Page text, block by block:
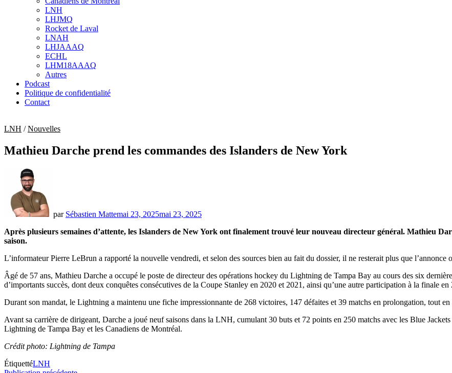
sub
menu
LNH
LHJMQ
Rocket de Laval
LNAH
LHJAAAQ
ECHL
LHM18AAAQ
Autres
Podcast
Politique de confidentialité
Contact
LNH /Nouvelles
Mathieu Darche prend les commandes des Islanders de New York
par Sébastien Mattemai 23, 2025mai 23, 2025
Après plusieurs semaines d’attente, les Islanders de New York ont finalement trouvé leur nouveau directeur général. Mathieu
saison.
L’informateur Pierre LeBrun a rapporté la nouvelle vendredi, et selon des sources bien au fait du dossier, il ne resterait plus que
Âgé de 57 ans, Mathieu Darche a occupé le poste de directeur des opérations hockey du Lightning de Tampa Bay au cours des six
d’importants succès, dont deux conquêtes consécutives de la Coupe Stanley en 2020 et 2021, ainsi qu’une autre participation à la finale en
Durant son mandat, le Lightning a maintenu une fiche impressionnante de 268 victoires, 147 défaites et 39 matchs en prolongation, tout
Avant sa carrière de dirigeant, Darche a joué neuf saisons dans la LNH, cumulant 30 buts et 72 points en 250 matchs avec les Blue
Lightning de Tampa Bay et les Canadiens de Montréal.
Crédit photo: Lightning de Tampa
ÉtiquettéLNH